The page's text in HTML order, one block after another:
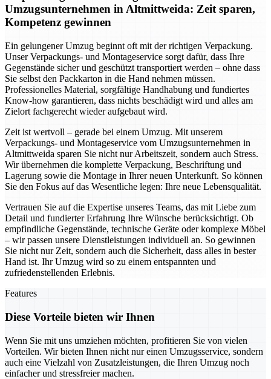
Umzugsunternehmen in Altmittweida: Zeit sparen,
Kompetenz gewinnen
Ein gelungener Umzug beginnt oft mit der richtigen Verpackung.
Unser Verpackungs- und Montageservice sorgt dafür, dass Ihre
Gegenstände sicher und geschützt transportiert werden – ohne dass
Sie selbst den Packkarton in die Hand nehmen müssen.
Professionelles Material, sorgfältige Handhabung und fundiertes
Know-how garantieren, dass nichts beschädigt wird und alles am
Zielort fachgerecht wieder aufgebaut wird.
Zeit ist wertvoll – gerade bei einem Umzug. Mit unserem
Verpackungs- und Montageservice vom Umzugsunternehmen in
Altmittweida sparen Sie nicht nur Arbeitszeit, sondern auch Stress.
Wir übernehmen die komplette Verpackung, Beschriftung und
Lagerung sowie die Montage in Ihrer neuen Unterkunft. So können
Sie den Fokus auf das Wesentliche legen: Ihre neue Lebensqualität.
Vertrauen Sie auf die Expertise unseres Teams, das mit Liebe zum
Detail und fundierter Erfahrung Ihre Wünsche berücksichtigt. Ob
empfindliche Gegenstände, technische Geräte oder komplexe Möbel
– wir passen unsere Dienstleistungen individuell an. So gewinnen
Sie nicht nur Zeit, sondern auch die Sicherheit, dass alles in bester
Hand ist. Ihr Umzug wird so zu einem entspannten und
zufriedenstellenden Erlebnis.
Features
Diese Vorteile bieten wir Ihnen
Wenn Sie mit uns umziehen möchten, profitieren Sie von vielen
Vorteilen. Wir bieten Ihnen nicht nur einen Umzugsservice, sondern
auch eine Vielzahl von Zusatzleistungen, die Ihren Umzug noch
einfacher und stressfreier machen.